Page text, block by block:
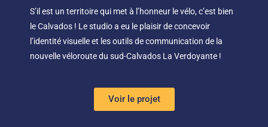
S’il est un territoire qui met à l’honneur le vélo, c’est bien
le Calvados ! Le studio a eu le plaisir de concevoir
l’identité visuelle et les outils de communication de la
nouvelle véloroute du sud-Calvados La Verdoyante !
Voir le projet